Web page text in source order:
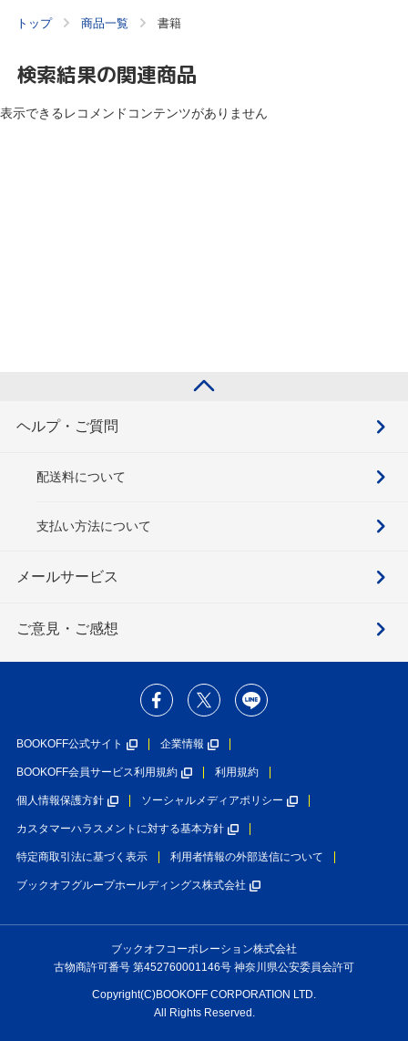
トップ 商品一覧 書籍
検索結果の関連商品
表示できるレコメンドコンテンツがありません
ヘルプ・ご質問
配送料について
支払い方法について
メールサービス
ご意見・ご感想
BOOKOFF公式サイト 企業情報
BOOKOFF会員サービス利用規約 利用規約
個人情報保護方針 ソーシャルメディアポリシー
カスタマーハラスメントに対する基本方針
特定商取引法に基づく表示 利用者情報の外部送信について
ブックオフグループホールディングス株式会社
ブックオフコーポレーション株式会社
古物商許可番号 第452760001146号 神奈川県公安委員会許可
Copyright(C)BOOKOFF CORPORATION LTD.
All Rights Reserved.